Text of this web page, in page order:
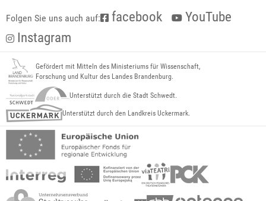
Folgen Sie uns auch auf: facebook
YouTube
Instagram
Gefördert mit Mitteln des Ministeriums für Wissenschaft,
Forschung und Kultur des Landes Brandenburg.
Unterstützt durch die Stadt Schwedt.
Unterstützt durch den Landkreis Uckermark.